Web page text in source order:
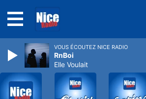
VOUS ÉCOUTEZ NICE RADIO
RnBoi
Elle Voulait